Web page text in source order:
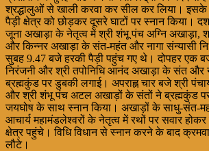
श्रद्धालुओं से खाली करवा कर सील कर लिया। इसके
पैड़ी क्षेत्र को छोड़कर दूसरे घाटों पर स्नान किया।
जूना अखाड़ा के नेतृत्व में श्री शंभू पंच अग्नि अखाड़ा,
और किन्नर अखाड़ा के संत-महंत और नागा संन्यासी
सुबह 9.47 बजे हरकी पैड़ी पहुंच गए थे। दोपहर एक
निरंजनी और श्री तपोनिधि आनंद अखाड़ा के संत और
ब्रह्मकुंड पर डुबकी लगाई। अपराह्न चार बजे श्री
और श्री शंभू पंच अटल अखाड़ों के संतों ने ब्रह्मकुंड
जयघोष के साथ स्नान किया। अखाड़ों के साधु-संत-
आचार्य महामंडलेश्वरों के नेतृत्व में रथों पर सवार होकर
क्षेत्र पहुंचे। विधि विधान से स्नान करने के बाद
लौटे।